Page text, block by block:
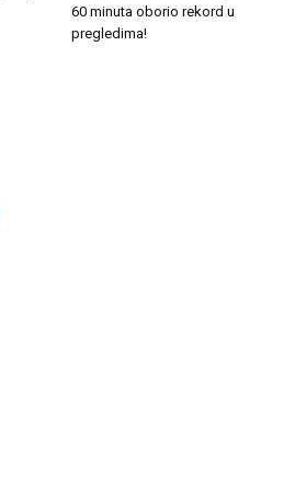
60 minuta oborio rekord u
pregledima!